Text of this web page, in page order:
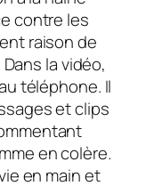
contre les
raison de
la vidéo,
téléphone. Il
et clips
en colère.
en main et